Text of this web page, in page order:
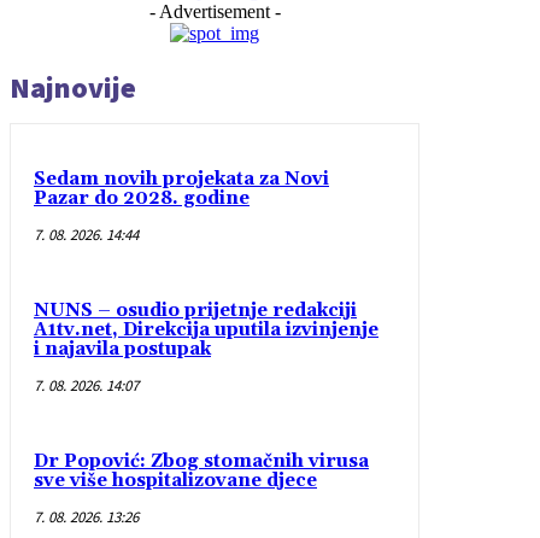
- Advertisement -
Najnovije
Sedam novih projekata za Novi
Pazar do 2028. godine
7. 08. 2026. 14:44
NUNS – osudio prijetnje redakciji
A1tv.net, Direkcija uputila izvinjenje
i najavila postupak
7. 08. 2026. 14:07
Dr Popović: Zbog stomačnih virusa
sve više hospitalizovane djece
7. 08. 2026. 13:26